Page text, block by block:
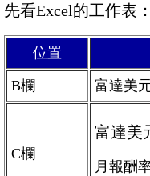
先看Excel的工作表
位置
B欄 富達美
C欄
富達美
月報酬